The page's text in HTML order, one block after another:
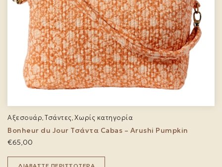
Αξεσουάρ Τσάντες Χωρίς κατηγορία
Bonheur du Jour Τσάντα Cabas – Arushi Pumpkin
€65,00
ΔΙΑΒΆΣΤΕ ΠΕΡΙΣΣΌΤΕΡΑ